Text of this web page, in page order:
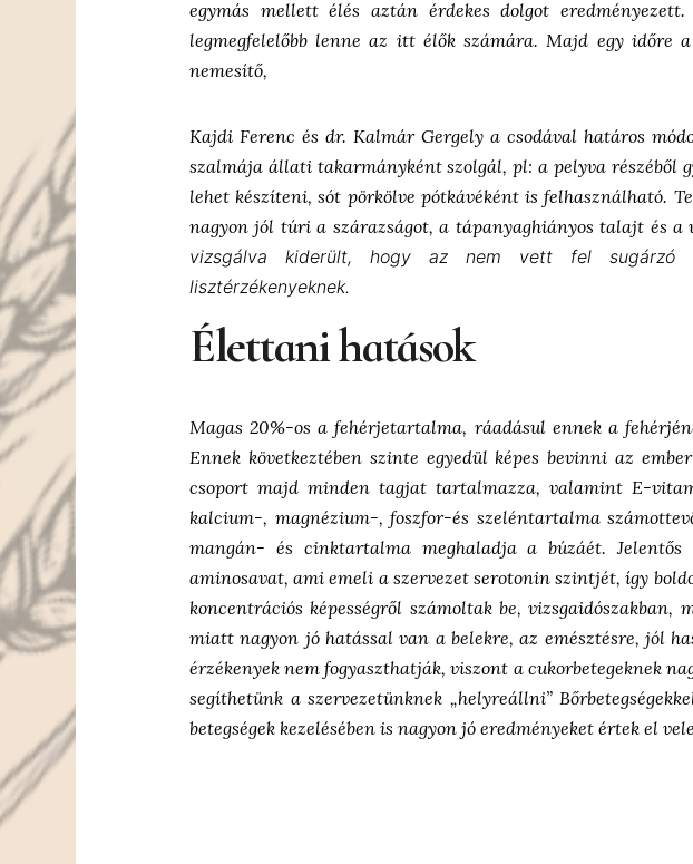
egymás mellett élés aztán érdekes dolgot
legmegfelelőbb lenne az itt élők számára. Majd egy időre
nemesítő,
Kajdi Ferenc és dr. Kalmár Gergely a csodával határos
szalmája állati takarmányként szolgál, pl: a pelyva részéből
lehet készíteni, sót pörkölve pótkávéként is felhasználható.
nagyon jól túri a szárazságot, a tápanyaghiányos talajt és
vizsgálva kiderült, hogy az nem vett fel sugárzó
lisztérzékenyeknek.
Élettani hatások
Magas 20%-os a fehérjetartalma, ráadásul ennek a
Ennek következtében szinte egyedül képes bevinni az
csoport majd minden tagjat tartalmazza, valamint E-
kalcium-, magnézium-, foszfor-és szeléntartalma
mangán- és cinktartalma meghaladja a búzáét.
aminosavat, ami emeli a szervezet serotonin szintjét, így
koncentrációs képességről számoltak be,
miatt nagyon jó hatással van a belekre, az emésztésre, jól
érzékenyek nem fogyaszthatják, viszont a cukorbetegeknek
segíthetünk a szervezetünknek „helyreállni”
betegségek kezelésében is nagyon jó eredményeket értek el